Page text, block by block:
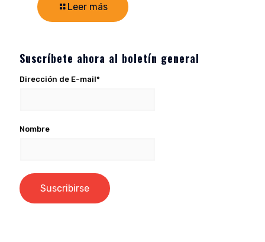
Leer más
Suscríbete ahora al boletín general
Dirección de E-mail*
Nombre